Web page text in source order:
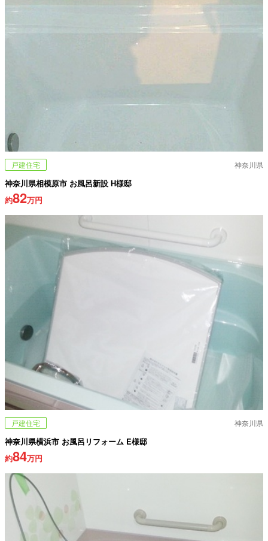
戸建住宅 神奈川県
神奈川県相模原市 お風呂新設 H様邸
約82万円
戸建住宅 神奈川県
神奈川県横浜市 お風呂リフォーム E様邸
約84万円